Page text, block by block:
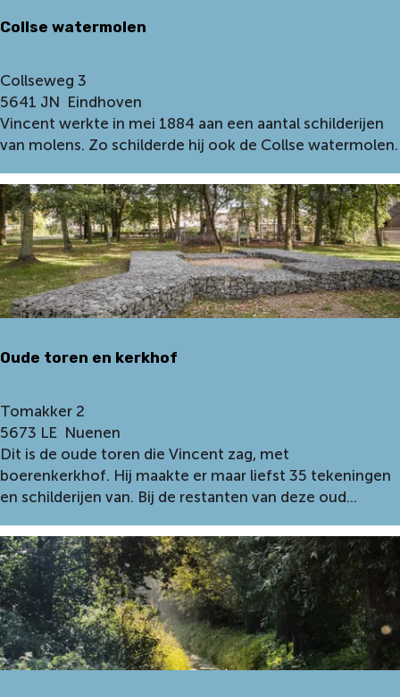
g
j
f
i
l
e
S
c
h
f
t
Collse watermolen
C
o
l
l
e
w
a
t
e
r
m
l
n
Collseweg 3
5641 JN Eindhoven
Vincent werkte in mei 1884 aan een aantal schilderijen
van molens. Zo schilderde hij ook de Collse watermolen.
Oude toren en kerkhof
O
u
d
e
t
r
e
n
e
n
k
e
Tomakker 2
5673 LE Nuenen
Dit is de oude toren die Vincent zag, met
boerenkerkhof. Hij maakte er maar liefst 35 tekeningen
en schilderijen van. Bij de restanten van deze oud...